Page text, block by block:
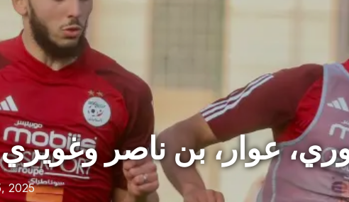
عوار، بن ناصر وغويري
2025